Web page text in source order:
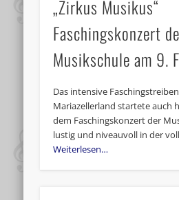
„Zirkus Musikus“
Faschingskonzert
Musikschule am 9.
Das intensive
Mariazellerland startete auch
dem Faschingskonzert der
lustig und niveauvoll in der
Weiterlesen…